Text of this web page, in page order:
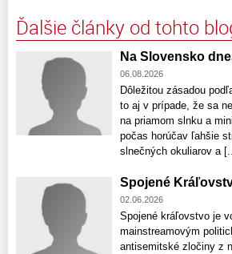
Ďalšie články od tohto
Na Slovensko
06.08.2026
Dôležitou zásadou
to aj v prípade, že sa
na priamom slnku a
počas horúčav ľahšie
slnečných okuliarov a
Spojené
02.06.2026
Spojené kráľovstvo je
mainstreamovým
antisemitské zločiny z